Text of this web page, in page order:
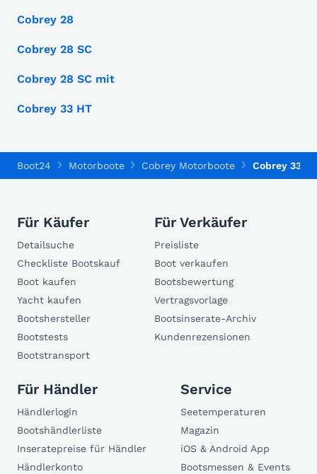
Cobrey 28
Cobrey 28 SC
Cobrey 28 SC mit
Cobrey 33 HT
Boot24 Motorboote Cobrey Motorboote Cobrey 33 HT
Für Käufer
Detailsuche
Checkliste Bootskauf
Boot kaufen
Yacht kaufen
Bootshersteller
Bootstests
Bootstransport
Für Verkäufer
Preisliste
Boot verkaufen
Bootsbewertung
Vertragsvorlage
Bootsinserate-Archiv
Kundenrezensionen
Für Händler
Händlerlogin
Bootshändlerliste
Inseratepreise für Händler
Händlerkonto
Service
Seetemperaturen
Magazin
iOS & Android App
Bootsmessen & Events